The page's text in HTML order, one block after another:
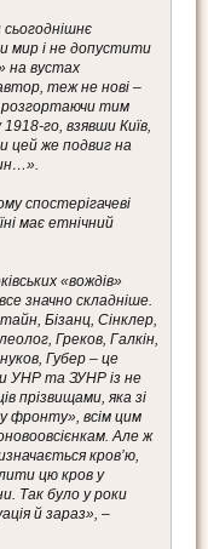
мир і не допустити
на вустах
теж не нові –
розгортаючи тим
го, взявши Київ,
цей же подвиг на
спостерігачеві
має етнічний
«вождів»
значно складніше.
Бізанц, Сінклер,
Греков, Галкін,
Губер – це
УНР та ЗУНР із не
прізвищами, яка зі
фронту», всім цим
Але ж
кров’ю,
цю кров у
Так було у роки
й зараз», –